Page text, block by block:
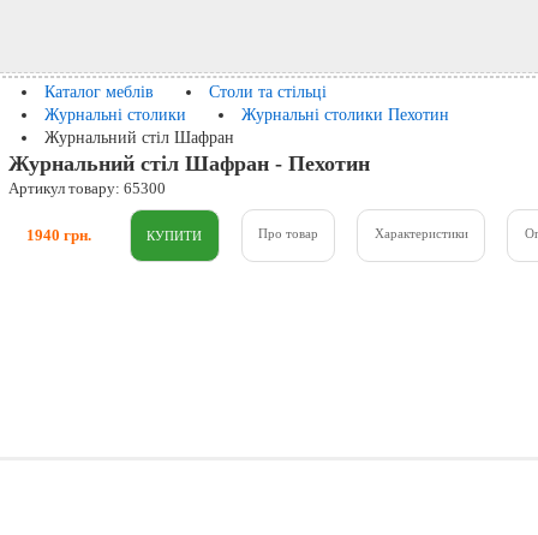
Каталог меблів
Столи та стільці
Журнальні столики
Журнальні столики Пехотин
Журнальний стіл Шафран
Журнальний стіл Шафран - Пехотин
Артикул товару: 65300
1940 грн. Про товар Характеристики